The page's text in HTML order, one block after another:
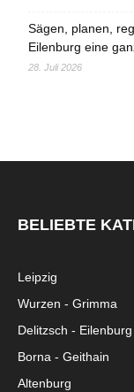
Sägen, planen,
Eilenburg eine
28. Juli 2026
BELIEBTE
Leipzig
Wurzen - Grimma
Delitzsch - Eilenburg
Borna - Geithain
Altenburg